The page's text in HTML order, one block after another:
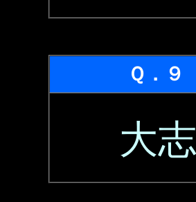
Ｑ．９
大志